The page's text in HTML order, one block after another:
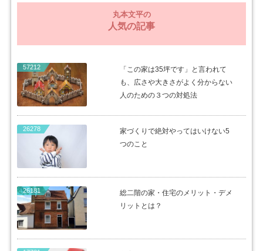
丸本文平の
人気の記事
57212
「この家は35坪です」と言われて
も、広さや大きさがよく分からない
人のための３つの対処法
26278
家づくりで絶対やってはいけない5
つのこと
26181
総二階の家・住宅のメリット・デメ
リットとは？